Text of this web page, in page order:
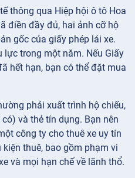
thông qua Hiệp hội ô tô Hoa
điền đầy đủ, hai ảnh cỡ hộ
gốc của giấy phép lái xe.
lực trong một năm. Nếu Giấy
hết hạn, bạn có thể đặt mua
phải xuất trình hộ chiếu,
và thẻ tín dụng. Bạn nên
công ty cho thuê xe uy tín
thuê, bao gồm phạm vi
và mọi hạn chế về lãnh thổ.